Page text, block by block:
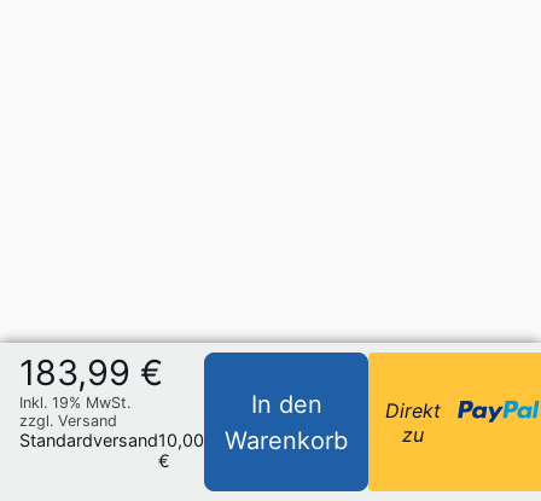
183,99 €
Inkl. 19% MwSt.
zzgl. Versand
Standardversand10,00
€
In den
Warenkorb
Direkt
zu